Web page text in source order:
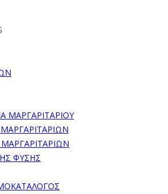
ΜΑΡΓΑΡΙΤΑΡΙΟΥ
ΦΥΣΗΣ